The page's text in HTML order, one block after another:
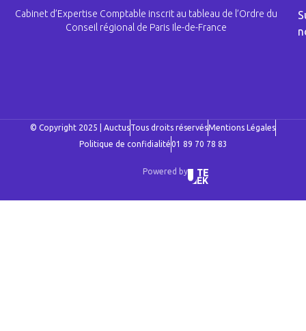
Cabinet d’Expertise Comptable inscrit au tableau de l’Ordre du
Conseil régional de Paris Ile-de-France
© Copyright 2025 | AuctusTous droits réservésMentions Légales
Politique de confidialité01 89 70 78 83
Powered by